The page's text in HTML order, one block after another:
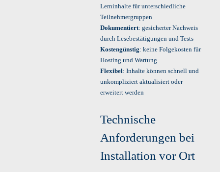
Lerninhalte für unterschiedliche
Teilnehmergruppen
Dokumentiert: gesicherter Nachweis
durch Lesebestätigungen und Tests
Kostengünstig: keine Folgekosten für
Hosting und Wartung
Flexibel: Inhalte können schnell und
unkompliziert aktualisiert oder
erweitert werden
Technische
Anforderungen bei
Installation vor Ort